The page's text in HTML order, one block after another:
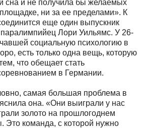
сна и не получила бы желаемых
ни за ее пределами». К
еще один выпускник
Лори Уильямс. У 26-
социальную психологию в
есть только одна вещь, которую
что обещает стать
в Германии.
самая большая проблема в
она. «Они выиграли у нас
золото на прошлогоднем
Это команда, с которой нужно